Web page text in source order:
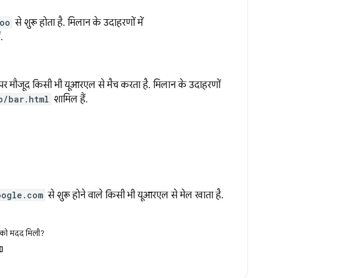
से शुरू होता है. मिलान के उदाहरणों में
मौजूद किसी भी यूआरएल से मैच करता है. मिलान के उदाहरणों
bar.html शामिल हैं.
से शुरू होने वाले किसी भी यूआरएल से मेल खाता है.
मदद मिली?